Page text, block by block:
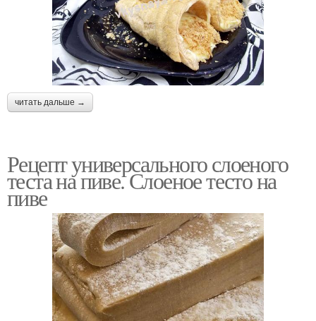
читать дальше →
Рецепт универсального слоеного
теста на пиве. Слоеное тесто на
пиве